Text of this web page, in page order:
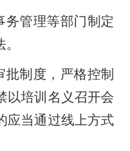
务管理等部门制定
制度，严格控制
以培训名义召开会
应当通过线上方式